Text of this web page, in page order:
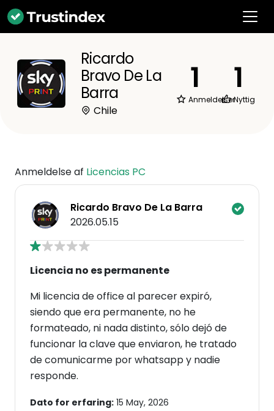
Ricardo
Bravo De La
Barra
Chile
1
Anmeldelser
1
Nyttig
Anmeldelse af Licencias PC
Ricardo Bravo De La Barra
2026.05.15
Licencia no es permanente
Mi licencia de office al parecer expiró,
siendo que era permanente, no he
formateado, ni nada distinto, sólo dejó de
funcionar la clave que enviaron, he tratado
de comunicarme por whatsapp y nadie
responde.
Dato for erfaring: 15 May, 2026